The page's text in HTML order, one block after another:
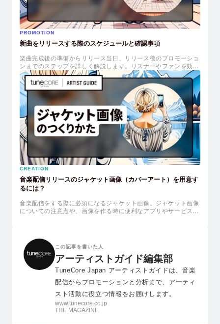
PROMOTION
新曲をリリースする際のスケジュールと確認事項
楽曲完成後の準備からリリース当日、リリース後のプロモーショ
ンまでのステップを詳しく解説します。リスナーやファンを効果
的に増やすための具体的なアクションプランを提供し、SNSやメ
ディア活用、データ分析のポイントを紹介。初心者から中上級者
まで、自分で実行できるプロモーション戦略をまとめた必読の内
容です。
CREATION
音楽配信リリースのジャケット画像（カバーアート）を用意す
るには？
音楽配信をする際に必須になるジャケット画像。ジャケット画像
についての注意点や、画像を作る時に便利なアプリやサービスを
この記事を書いた人
アーティストガイド編集部
TuneCore Japan アーティストガイドは、音楽
配信からプロモーションと分析まで、アーティ
スト活動に役立つ情報をお届けします。
www.tunecore.co.jp
THE MAGAZINE